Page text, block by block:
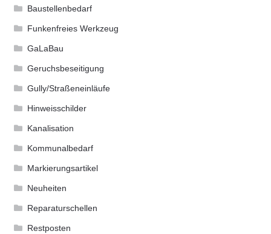
Verschiedenes
Werkzeuge
Baustellenbedarf
Funkenfreies Werkzeug
GaLaBau
Geruchsbeseitigung
Gully/Straßeneinläufe
Hinweisschilder
Kanalisation
Kommunalbedarf
Markierungsartikel
Neuheiten
Reparaturschellen
Restposten